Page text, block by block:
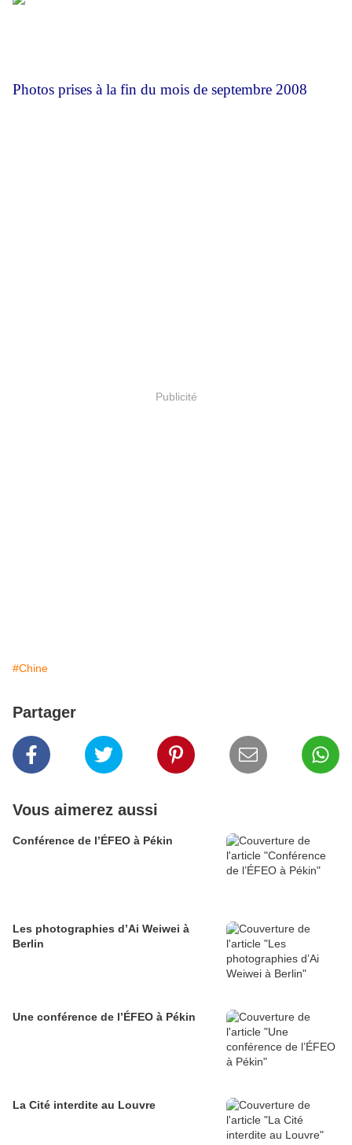
Photos prises à la fin du mois de septembre 2008
Publicité
#Chine
Partager
Vous aimerez aussi
Conférence de l’ÉFEO à Pékin
Les photographies d’Ai Weiwei à
Berlin
Une conférence de l’ÉFEO à Pékin
La Cité interdite au Louvre